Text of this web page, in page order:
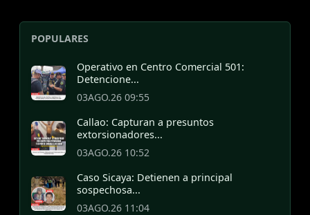
POPULARES
Operativo en Centro Comercial 501:
Detencione...
03AGO.26 09:55
Callao: Capturan a presuntos
extorsionadores...
03AGO.26 10:52
Caso Sicaya: Detienen a principal
sospechosa...
03AGO.26 11:04